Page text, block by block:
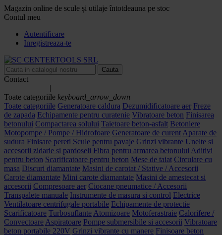
Magazin online de scule și utilaje întotdeauna pe stoc
Contul meu
Autentificare
Inregistreaza-te
Cauta
Contact
|
Toate categoriile keyboard_arrow_down
Toate categoriile Generatoare caldura Dezumidificatoare aer Freze
de zapada Echipamente pentru curatenie Vibratoare beton Finisarea
betonului Compactarea solului Taietoare beton-asfalt Betoniere
Motopompe / Pompe / Hidrofoare Generatoare de curent Aparate de
sudura Finisare pereti Scule pentru pavaje Grinzi vibrante Unelte si
accesorii zidarie si pardoseli Fibra pentru armarea betonului Aditivi
pentru beton Scarificatoare pentru beton Mese de taiat Circulare cu
masa Discuri diamantate Masini de carotat / Stative / Accesorii
Carote diamantate Mini carote diamantate Masini de amestecat si
accesorii Compresoare aer Ciocane pneumatice / Accesorii
Transpalete manuale Instrumente de masura si control Electrice
Ventilatoare centrifugale portabile Echipamente de protectie
Scarificatoare Turbosuflante Atomizoare Motoferastraie Calorifere /
Convectoare Aspiratoare Pompe submersibile si accesorii Vibratoare
beton portabile 220V Grinzi vibrante cu manere Finisoare beton